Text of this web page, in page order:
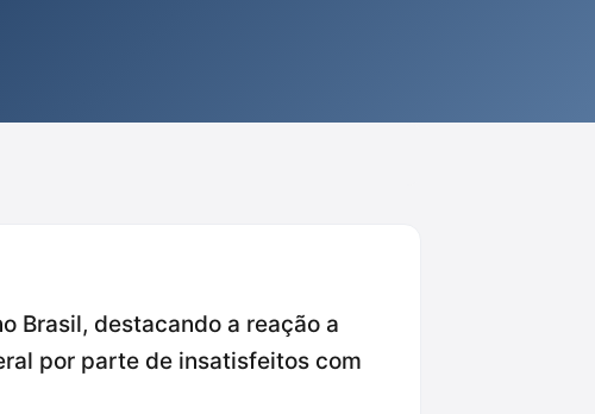
Brasil, destacando a reação a
por parte de insatisfeitos com